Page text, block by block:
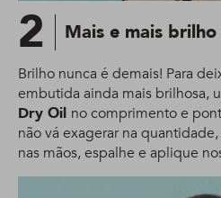
2 Mais e mais brilho
Brilho nunca é demais! Para
embutida ainda mais brilhosa,
Dry Oil no comprimento e
não vá exagerar na
nas mãos, espalhe e aplique